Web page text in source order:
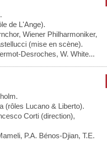
de L'Ange).
Wiener Philharmoniker,
(mise en scène).
Desroches, W. White...
(rôles Lucano & Liberto).
Corti (direction),
P.A. Bénos-Djian, T.E.